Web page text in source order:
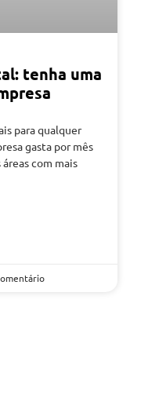
tenha uma
para qualquer
gasta por mês
com mais